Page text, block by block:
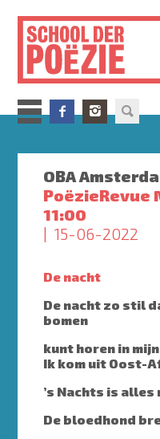
inhoud
gaan
OBA
PoëzieRevue
11:00
15-06-2022
De nacht
De nacht zo stil
bomen
kunt horen in
Ik kom uit Oost-
’s Nachts is
De bloedhond